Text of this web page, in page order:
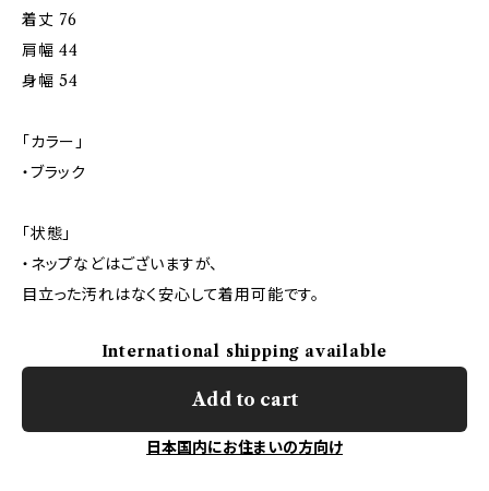
着丈 76
肩幅 44
身幅 54
「カラー」
・ブラック
「状態」
・ネップなどはございますが、
目立った汚れはなく安心して着用可能です。
International shipping available
Add to cart
日本国内にお住まいの方向け